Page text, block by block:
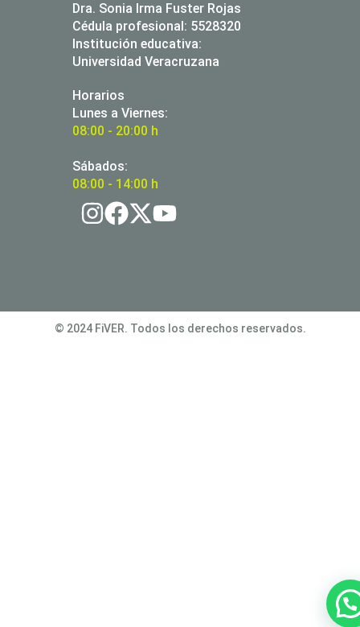
Dra. Sonia Irma Fuster Rojas
Cédula profesional: 5528320
Institución educativa:
Universidad Veracruzana
Horarios
Lunes a Viernes:
08:00 - 20:00 h
Sábados:
08:00 - 14:00 h
© 2024 FiVER. Todos los derechos reservados.